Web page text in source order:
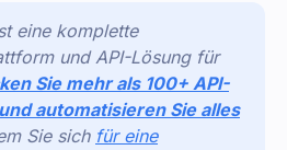
eine komplette
und API-Lösung für
Sie mehr als 100+ API-
automatisieren Sie alles
Sie sich für eine